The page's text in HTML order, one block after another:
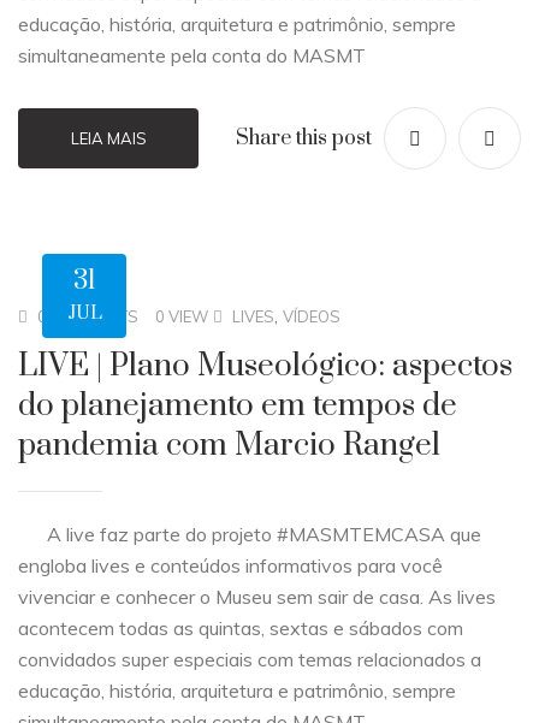
educação, história, arquitetura e patrimônio, sempre
simultaneamente pela conta do MASMT
LEIA MAIS Share this post
31
JUL
0 COMMENTS 0 VIEW LIVES, VÍDEOS
LIVE | Plano Museológico: aspectos
do planejamento em tempos de
pandemia com Marcio Rangel
A live faz parte do projeto #MASMTEMCASA que
engloba lives e conteúdos informativos para você
vivenciar e conhecer o Museu sem sair de casa. As lives
acontecem todas as quintas, sextas e sábados com
convidados super especiais com temas relacionados a
educação, história, arquitetura e patrimônio, sempre